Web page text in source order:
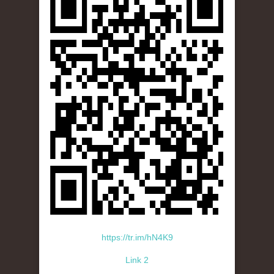
https://tr.im/hN4K9
Link 2